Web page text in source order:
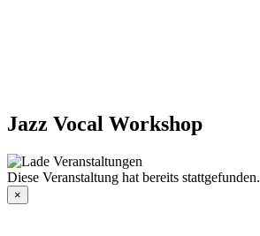
Jazz Vocal Workshop
Diese Veranstaltung hat bereits stattgefunden.
×